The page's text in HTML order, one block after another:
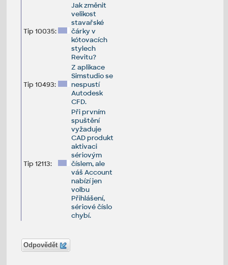
Tip 10035:
Jak změnit
velikost
stavařské
čárky v
kótovacích
stylech
Revitu?
Tip 10493:
Z aplikace
Simstudio se
nespustí
Autodesk
CFD.
Tip 12113:
Při prvním
spuštění
vyžaduje
CAD produkt
aktivaci
sériovým
číslem, ale
váš Account
nabízí jen
volbu
Přihlášení,
sériové číslo
chybí.
Odpovědět